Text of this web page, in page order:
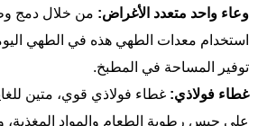
وعاء واحد متعدد الأغراض: من خلال دمج
استخدام معدات الطهي هذه في الطهي
توفير المساحة في المطبخ.
غطاء فولاذي: غطاء فولاذي قوي، متين
على حبس رطوبة الطعام والمواد